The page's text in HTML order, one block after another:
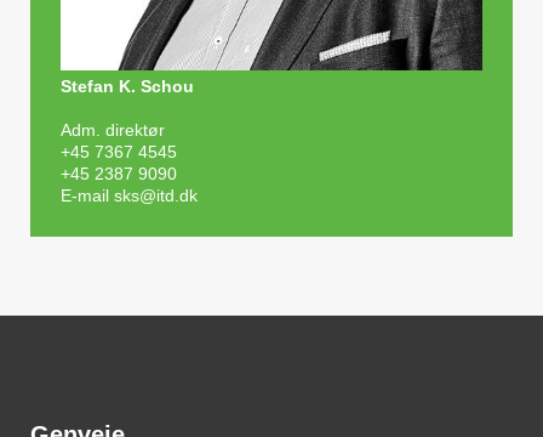
Stefan K. Schou
Adm. direktør
+45 7367 4545
+45 2387 9090
E-mail sks@itd.dk